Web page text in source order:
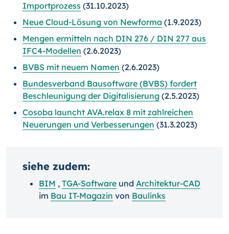
Importprozess (31.10.2023)
Neue Cloud-Lösung von Newforma (1.9.2023)
Mengen ermitteln nach DIN 276 / DIN 277 aus
IFC4-Modellen (2.6.2023)
BVBS mit neuem Namen (2.6.2023)
Bundesverband Bausoftware (BVBS) fordert
Beschleunigung der Digitalisierung (2.5.2023)
Cosoba launcht AVA.relax 8 mit zahlreichen
Neuerungen und Verbesserungen (31.3.2023)
siehe zudem:
BIM , TGA-Software und Architektur-CAD
im Bau IT-Magazin von Baulinks